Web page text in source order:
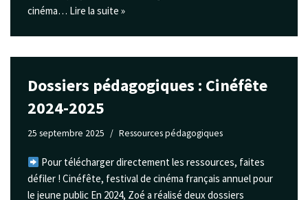
cinéma… Lire la suite »
Dossiers pédagogiques : Cinéfête
2024-2025
25 septembre 2025 Ressources pédagogiques
Pour télécharger directement les ressources, faites
défiler ! Cinéfête, festival de cinéma français annuel pour
le jeune public En 2024, Zoé a réalisé deux dossiers